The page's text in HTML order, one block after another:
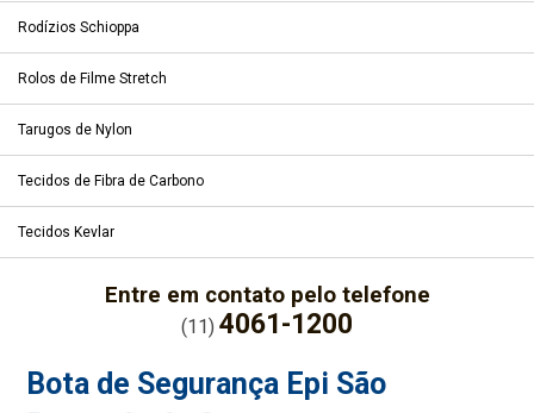
Rodízios Schioppa
Rolos de Filme Stretch
Tarugos de Nylon
Tecidos de Fibra de Carbono
Tecidos Kevlar
Entre em contato pelo telefone
(11) 4061-1200
Bota de Segurança Epi São